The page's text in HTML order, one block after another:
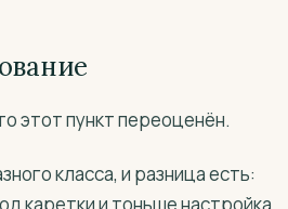
этот пункт переоценён.
класса, и разница есть:
каретки и тоньше настройка